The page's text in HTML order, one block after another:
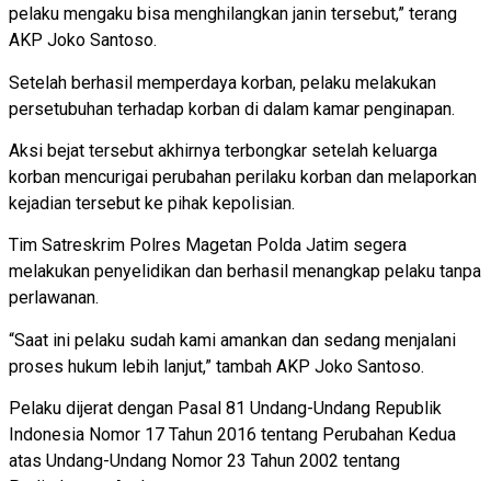
pelaku mengaku bisa menghilangkan janin tersebut,” terang
AKP Joko Santoso.
Setelah berhasil memperdaya korban, pelaku melakukan
persetubuhan terhadap korban di dalam kamar penginapan.
Aksi bejat tersebut akhirnya terbongkar setelah keluarga
korban mencurigai perubahan perilaku korban dan melaporkan
kejadian tersebut ke pihak kepolisian.
Tim Satreskrim Polres Magetan Polda Jatim segera
melakukan penyelidikan dan berhasil menangkap pelaku tanpa
perlawanan.
“Saat ini pelaku sudah kami amankan dan sedang menjalani
proses hukum lebih lanjut,” tambah AKP Joko Santoso.
Pelaku dijerat dengan Pasal 81 Undang-Undang Republik
Indonesia Nomor 17 Tahun 2016 tentang Perubahan Kedua
atas Undang-Undang Nomor 23 Tahun 2002 tentang